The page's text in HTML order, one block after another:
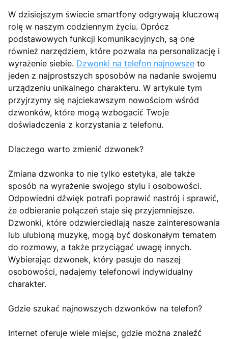
W dzisiejszym świecie smartfony odgrywają kluczową
rolę w naszym codziennym życiu. Oprócz
podstawowych funkcji komunikacyjnych, są one
również narzędziem, które pozwala na personalizację i
wyrażenie siebie. Dzwonki na telefon najnowsze to
jeden z najprostszych sposobów na nadanie swojemu
urządzeniu unikalnego charakteru. W artykule tym
przyjrzymy się najciekawszym nowościom wśród
dzwonków, które mogą wzbogacić Twoje
doświadczenia z korzystania z telefonu.
Dlaczego warto zmienić dzwonek?
Zmiana dzwonka to nie tylko estetyka, ale także
sposób na wyrażenie swojego stylu i osobowości.
Odpowiedni dźwięk potrafi poprawić nastrój i sprawić,
że odbieranie połączeń staje się przyjemniejsze.
Dzwonki, które odzwierciedlają nasze zainteresowania
lub ulubioną muzykę, mogą być doskonałym tematem
do rozmowy, a także przyciągać uwagę innych.
Wybierając dzwonek, który pasuje do naszej
osobowości, nadajemy telefonowi indywidualny
charakter.
Gdzie szukać najnowszych dzwonków na telefon?
Internet oferuje wiele miejsc, gdzie można znaleźć